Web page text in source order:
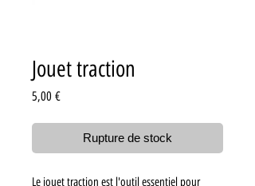
Jouet traction
5,00 €Prix
Rupture de stock
Le jouet traction est l'outil essentiel pour